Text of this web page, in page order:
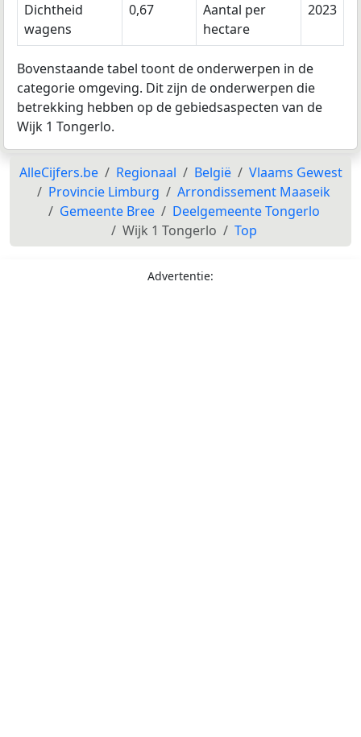
Dichtheid
wagens
0,67
Aantal per
hectare
2023
Bovenstaande tabel toont de onderwerpen in de
categorie omgeving. Dit zijn de onderwerpen die
betrekking hebben op de gebiedsaspecten van de
Wijk 1 Tongerlo.
AlleCijfers.be Regionaal België
Vlaams Gewest
Provincie Limburg
Arrondissement Maaseik
Gemeente Bree
Deelgemeente Tongerlo
Wijk 1 Tongerlo
Top
Advertentie: